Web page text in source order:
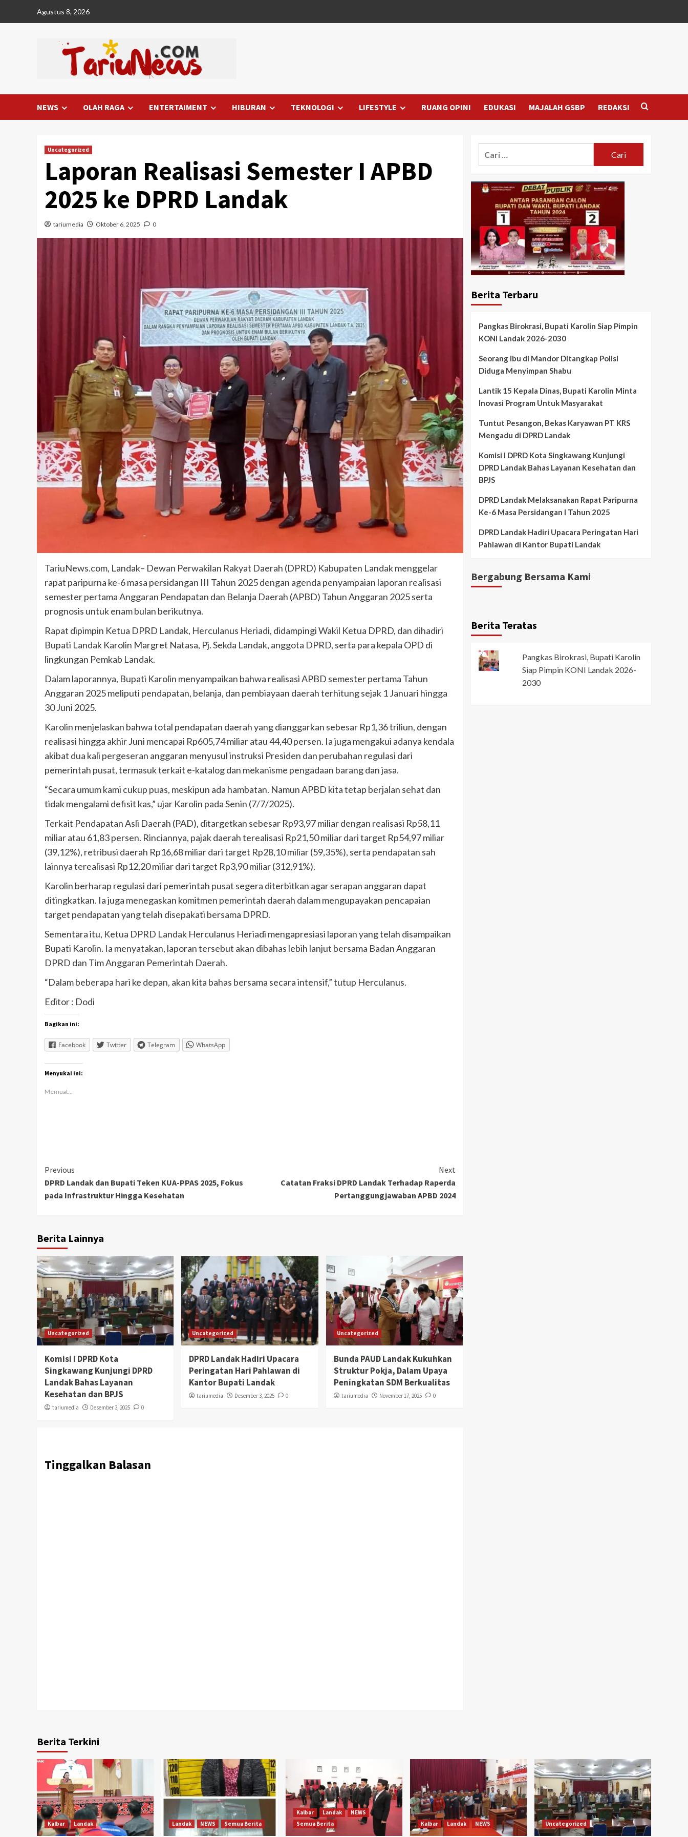
Agustus 8, 2026
NEWS OLAH RAGA ENTERTAIMENT HIBURAN TEKNOLOGI LIFESTYLE RUANG OPINI EDUKASI MAJALAH GSBP REDAKSI
Uncategorized
Laporan Realisasi Semester I APBD
2025 ke DPRD Landak
tariumedia Oktober 6, 2025 0
TariuNews.com, Landak– Dewan Perwakilan Rakyat Daerah (DPRD) Kabupaten Landak menggelar
rapat paripurna ke-6 masa persidangan III Tahun 2025 dengan agenda penyampaian laporan realisasi
semester pertama Anggaran Pendapatan dan Belanja Daerah (APBD) Tahun Anggaran 2025 serta
prognosis untuk enam bulan berikutnya.
Rapat dipimpin Ketua DPRD Landak, Herculanus Heriadi, didampingi Wakil Ketua DPRD, dan dihadiri
Bupati Landak Karolin Margret Natasa, Pj. Sekda Landak, anggota DPRD, serta para kepala OPD di
lingkungan Pemkab Landak.
Dalam laporannya, Bupati Karolin menyampaikan bahwa realisasi APBD semester pertama Tahun
Anggaran 2025 meliputi pendapatan, belanja, dan pembiayaan daerah terhitung sejak 1 Januari hingga
30 Juni 2025.
Karolin menjelaskan bahwa total pendapatan daerah yang dianggarkan sebesar Rp1,36 triliun, dengan
realisasi hingga akhir Juni mencapai Rp605,74 miliar atau 44,40 persen. Ia juga mengakui adanya kendala
akibat dua kali pergeseran anggaran menyusul instruksi Presiden dan perubahan regulasi dari
pemerintah pusat, termasuk terkait e-katalog dan mekanisme pengadaan barang dan jasa.
“Secara umum kami cukup puas, meskipun ada hambatan. Namun APBD kita tetap berjalan sehat dan
tidak mengalami defisit kas,” ujar Karolin pada Senin (7/7/2025).
Terkait Pendapatan Asli Daerah (PAD), ditargetkan sebesar Rp93,97 miliar dengan realisasi Rp58,11
miliar atau 61,83 persen. Rinciannya, pajak daerah terealisasi Rp21,50 miliar dari target Rp54,97 miliar
(39,12%), retribusi daerah Rp16,68 miliar dari target Rp28,10 miliar (59,35%), serta pendapatan sah
lainnya terealisasi Rp12,20 miliar dari target Rp3,90 miliar (312,91%).
Karolin berharap regulasi dari pemerintah pusat segera diterbitkan agar serapan anggaran dapat
ditingkatkan. Ia juga menegaskan komitmen pemerintah daerah dalam mengupayakan pencapaian
target pendapatan yang telah disepakati bersama DPRD.
Sementara itu, Ketua DPRD Landak Herculanus Heriadi mengapresiasi laporan yang telah disampaikan
Bupati Karolin. Ia menyatakan, laporan tersebut akan dibahas lebih lanjut bersama Badan Anggaran
DPRD dan Tim Anggaran Pemerintah Daerah.
“Dalam beberapa hari ke depan, akan kita bahas bersama secara intensif,” tutup Herculanus.
Editor : Dodi
Bagikan ini:
Facebook Twitter Telegram WhatsApp
Menyukai ini:
Memuat...
Continue
Reading
Previous
DPRD Landak dan Bupati Teken KUA-PPAS 2025, Fokus
pada Infrastruktur Hingga Kesehatan
Next
Catatan Fraksi DPRD Landak Terhadap Raperda
Pertanggungjawaban APBD 2024
Berita Lainnya
Uncategorized
Komisi I DPRD Kota
Singkawang Kunjungi DPRD
Landak Bahas Layanan
Kesehatan dan BPJS
tariumedia Desember 3, 2025 0
Uncategorized
DPRD Landak Hadiri Upacara
Peringatan Hari Pahlawan di
Kantor Bupati Landak
tariumedia Desember 3, 2025 0
Uncategorized
Bunda PAUD Landak Kukuhkan
Struktur Pokja, Dalam Upaya
Peningkatan SDM Berkualitas
tariumedia November 17, 2025 0
Tinggalkan Balasan
Berita Terbaru
Pangkas Birokrasi, Bupati Karolin Siap Pimpin
KONI Landak 2026-2030
Seorang ibu di Mandor Ditangkap Polisi
Diduga Menyimpan Shabu
Lantik 15 Kepala Dinas, Bupati Karolin Minta
Inovasi Program Untuk Masyarakat
Tuntut Pesangon, Bekas Karyawan PT KRS
Mengadu di DPRD Landak
Komisi I DPRD Kota Singkawang Kunjungi
DPRD Landak Bahas Layanan Kesehatan dan
BPJS
DPRD Landak Melaksanakan Rapat Paripurna
Ke-6 Masa Persidangan I Tahun 2025
DPRD Landak Hadiri Upacara Peringatan Hari
Pahlawan di Kantor Bupati Landak
Bergabung Bersama Kami
Berita Teratas
Pangkas Birokrasi, Bupati Karolin
Siap Pimpin KONI Landak 2026-
2030
Berita Terkini
Kalbar Landak Landak NEWS Semua Berita
Kalbar Landak
NEWS
Semua Berita
Kalbar Landak NEWS Uncategorized